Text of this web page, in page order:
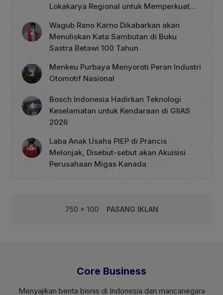
Lokakarya Regional untuk Memperkuat
Wagub Rano Karno Dikabarkan akan
Menuliskan Kata Sambutan di Buku
Sastra Betawi 100 Tahun
Menkeu Purbaya Menyoroti Peran Industri
Otomotif Nasional
Bosch Indonesia Hadirkan Teknologi
Keselamatan untuk Kendaraan di GIIAS
2026
Laba Anak Usaha PIEP di Prancis
Melonjak, Disebut-sebut akan Akuisisi
Perusahaan Migas Kanada
750 x 100 PASANG IKLAN
Core Business
Menyajikan berita bisnis di Indonesia dan mancanegara